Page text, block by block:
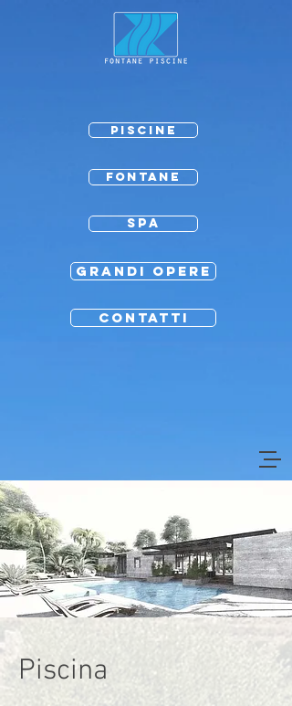
PISCINE
SPA
GRANDI OPERE
FONTANE
CONTATTI
Piscina